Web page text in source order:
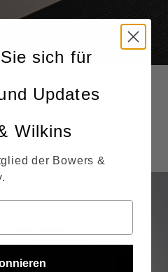
ist es auch. Class-D-
Bass nicht nur höchst
leistungsstark.
sich für
Updates
Wilkins
der Bowers &